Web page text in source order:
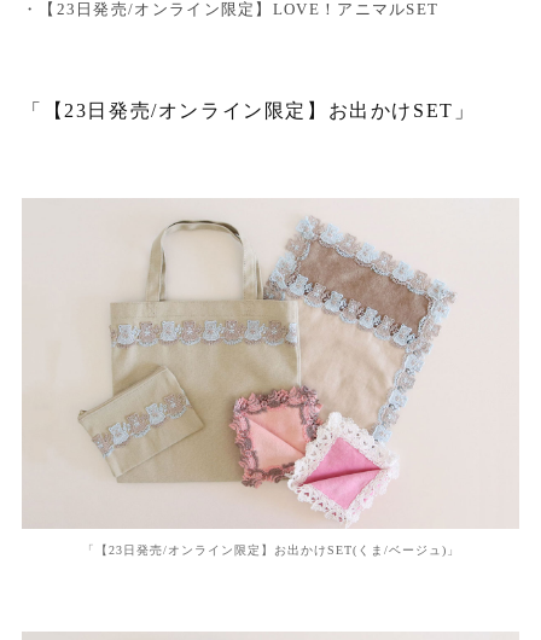
・【23日発売/オンライン限定】LOVE！アニマルSET
「【23日発売/オンライン限定】お出かけSET」
「【23日発売/オンライン限定】お出かけSET(くま/ベージュ)」